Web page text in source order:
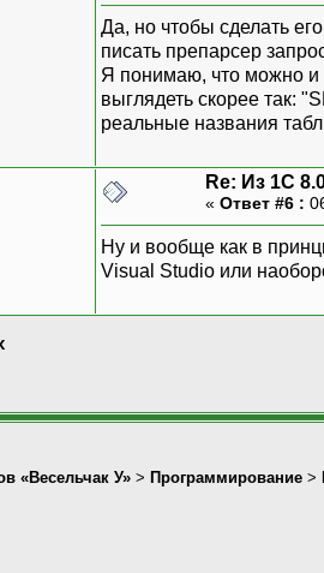
Да, но чтобы сделать
писать препарсер
Я понимаю, что можно и
выглядеть скорее так:
реальные названия
Re: Из 1С
« Ответ #6 :
Ну и вообще как в
Visual Studio или
«Весельчак У» > Программирование >